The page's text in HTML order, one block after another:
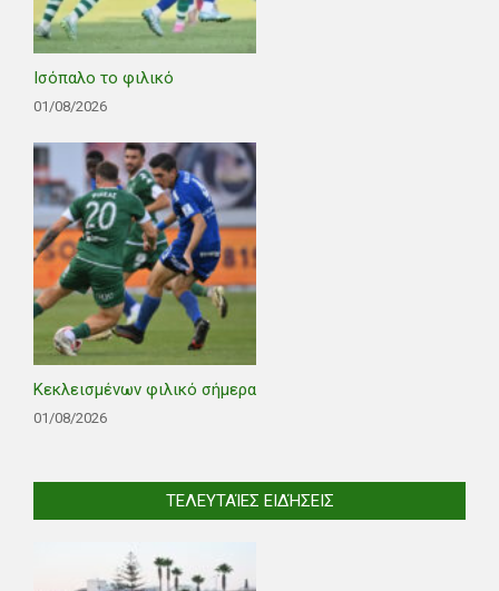
Ισόπαλο το φιλικό
01/08/2026
Κεκλεισμένων φιλικό σήμερα
01/08/2026
ΤΕΛΕΥΤΑΊΕΣ ΕΙΔΉΣΕΙΣ